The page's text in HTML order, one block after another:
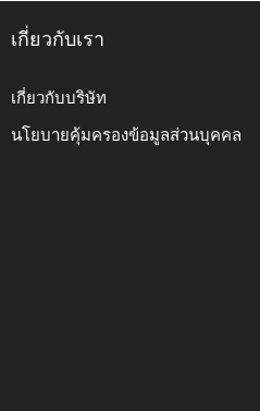
เกี่ยวกับเรา
เกี่ยวกับบริษัท
นโยบายคุ้มครองข้อมูลส่วนบุคคล